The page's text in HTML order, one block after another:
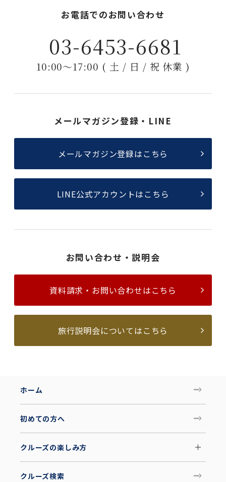
お電話でのお問い合わせ
03-6453-6681
10:00〜17:00 ( 土 / 日 / 祝 休業 )
メールマガジン登録・LINE
メールマガジン登録はこちら
LINE公式アカウントはこちら
お問い合わせ・説明会
資料請求・お問い合わせはこちら
旅行説明会についてはこちら
ホーム
初めての方へ
クルーズの楽しみ方
クルーズ検索